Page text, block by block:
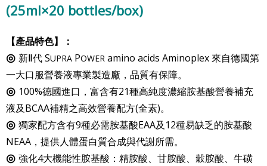
(25ml×20 bottles/box)
【產品特色】：
◎ 新Ⅱ代SUPRA POWER amino acids Aminoplex來自德國第
一大口服營養液專業製造廠，品質有保障。
◎ 100%德國進口，富含有21種高純度濃縮胺基酸營養補充
液及BCAA補精之高效營養配方(全素)。
◎ 獨家配方含有9種必需胺基酸EAA及12種易缺乏的胺基酸
NEAA，提供人體蛋白質合成與代謝所需。
◎ 強化4大機能性胺基酸：精胺酸、甘胺酸、穀胺酸、牛磺